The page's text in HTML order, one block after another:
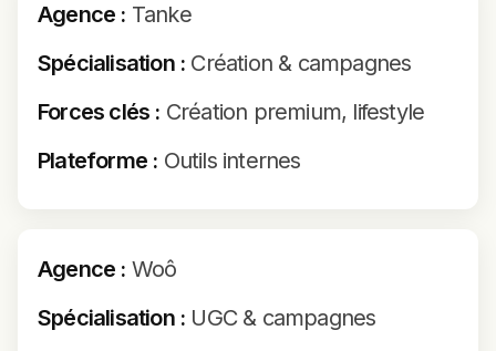
Agence : Tanke
Spécialisation : Création & campagnes
Forces clés : Création premium, lifestyle
Plateforme : Outils internes
Agence : Woô
Spécialisation : UGC & campagnes